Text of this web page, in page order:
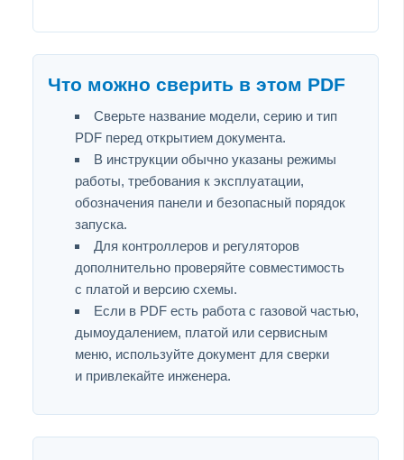
Что можно сверить в этом PDF
Сверьте название модели, серию и тип
PDF перед открытием документа.
В инструкции обычно указаны режимы
работы, требования к эксплуатации,
обозначения панели и безопасный порядок
запуска.
Для контроллеров и регуляторов
дополнительно проверяйте совместимость
с платой и версию схемы.
Если в PDF есть работа с газовой частью,
дымоудалением, платой или сервисным
меню, используйте документ для сверки
и привлекайте инженера.